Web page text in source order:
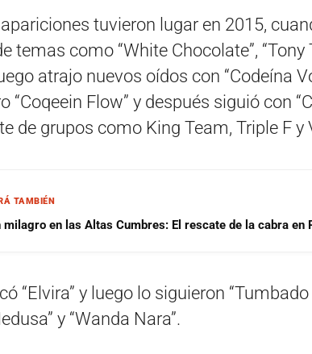
tuvieron lugar en 2015,
temas como “White Chocolate”, “Tony
atrajo nuevos oídos con “Codeína
“Coqeein Flow” y después siguió con
de grupos como King Team, Triple F y
TAMBIÉN
milagro en las Altas Cumbres: El rescate de la cabra en
“Elvira” y luego lo siguieron “Tumbado
y “Wanda Nara”.